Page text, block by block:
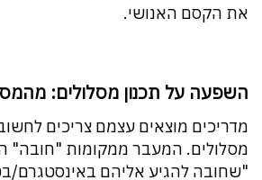
את הקסם האנושי.
השפעה על תכנון מסלולים:
מדריכים מוצאים עצמם צריכים
מסלולים. המעבר ממקומות "חובה"
"שחובה להגיע אליהם באינסטגרם/